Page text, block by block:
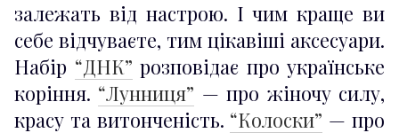
залежать від настрою. І чим краще ви
себе відчуваєте, тим цікавіші аксесуари.
Набір “ДНК” розповідає про українське
коріння. “Лунниця” — про жіночу силу,
красу та витонченість. “Колоски” — про